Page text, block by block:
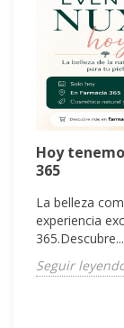
Hoy
365
La belleza
experiencia
365.Descubre...
Seguir